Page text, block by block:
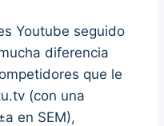
Youtube seguido
diferencia
que le
(con una
en SEM),